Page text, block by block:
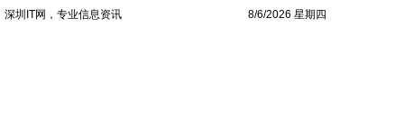
深圳IT网，专业信息资讯 8/6/2026 星期四